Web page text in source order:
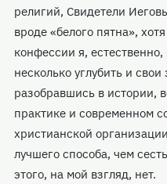
религий, Свидетели
вроде «белого пятна»,
конфессии я,
несколько углубить и
разобравшись в истории,
практике и современном
христианской
лучшего способа, чем
этого, на мой взгляд, нет.